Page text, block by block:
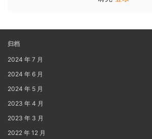
归档
2024 年 7 月
2024 年 6 月
2024 年 5 月
2023 年 4 月
2023 年 3 月
2022 年 12 月